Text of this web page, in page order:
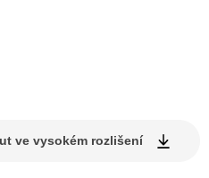
ve vysokém rozlišení